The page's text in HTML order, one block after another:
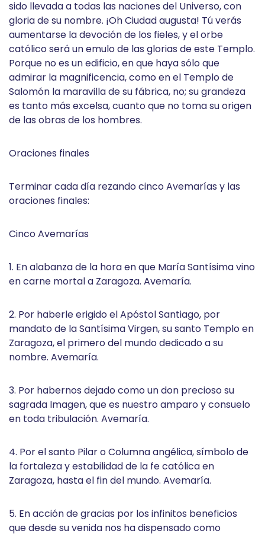
sido llevada a todas las naciones del Universo, con
gloria de su nombre. ¡Oh Ciudad augusta! Tú verás
aumentarse la devoción de los fieles, y el orbe
católico será un emulo de las glorias de este Templo.
Porque no es un edificio, en que haya sólo que
admirar la magnificencia, como en el Templo de
Salomón la maravilla de su fábrica, no; su grandeza
es tanto más excelsa, cuanto que no toma su origen
de las obras de los hombres.
Oraciones finales
Terminar cada día rezando cinco Avemarías y las
oraciones finales:
Cinco Avemarías
1. En alabanza de la hora en que María Santísima vino
en carne mortal a Zaragoza. Avemaría.
2. Por haberle erigido el Apóstol Santiago, por
mandato de la Santísima Virgen, su santo Templo en
Zaragoza, el primero del mundo dedicado a su
nombre. Avemaría.
3. Por habernos dejado como un don precioso su
sagrada Imagen, que es nuestro amparo y consuelo
en toda tribulación. Avemaría.
4. Por el santo Pilar o Columna angélica, símbolo de
la fortaleza y estabilidad de la fe católica en
Zaragoza, hasta el fin del mundo. Avemaría.
5. En acción de gracias por los infinitos beneficios
que desde su venida nos ha dispensado como